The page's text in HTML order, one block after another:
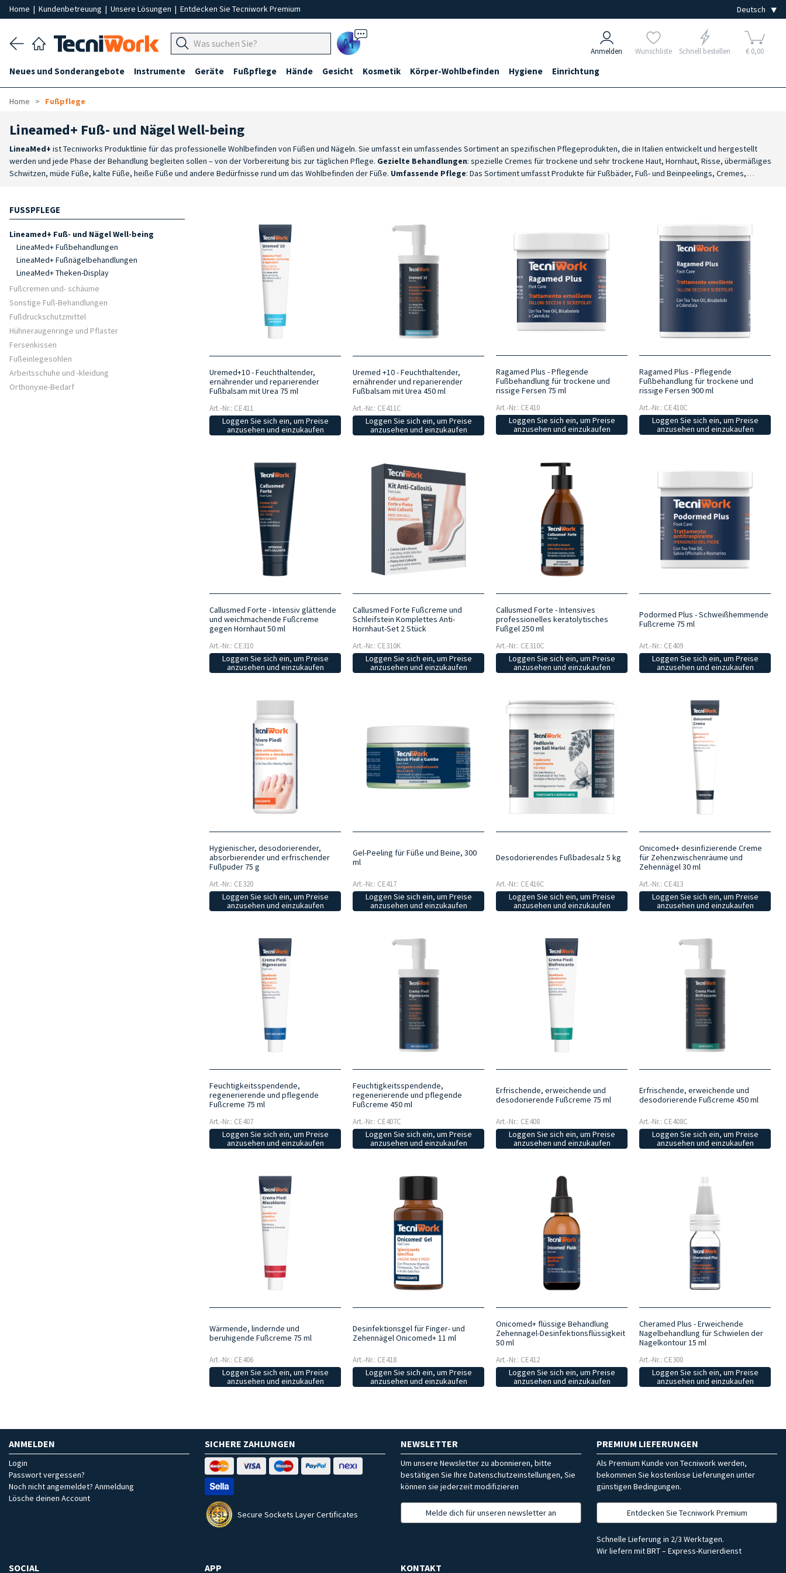
Home | Kundenbetreuung | Unsere Lösungen | Entdecken Sie Tecniwork Premium
Ai Anmelden Wunschliste Schnell bestellen € 0,00
Neues und Sonderangebote Instrumente Geräte Fußpflege Hände Gesicht Kosmetik Körper-Wohlbefinden Hygiene Einrichtung
Home Fußpflege
Lineamed+ Fuß- und Nägel Well-being
LineaMed+ ist Tecniworks Produktlinie für das professionelle Wohlbefinden von Füßen und Nägeln. Sie umfasst ein umfassendes Sortiment an spezifischen Pflegeprodukten, die in Italien entwickelt und hergestellt
werden und jede Phase der Behandlung begleiten sollen – von der Vorbereitung bis zur täglichen Pflege. Gezielte Behandlungen: spezielle Cremes für trockene und sehr trockene Haut, Hornhaut, Risse, übermäßiges
Schwitzen, müde Füße, kalte Füße, heiße Füße und andere Bedürfnisse rund um das Wohlbefinden der Füße. Umfassende Pflege: Das Sortiment umfasst Produkte für Fußbäder, Fuß- und Beinpeelings, Cremes,
wurden, um eine gezielte Wirkung zu erzielen und zum Wohlbefinden von Füßen und Nägeln beizutragen.
Kontinuität bei der Anwendung in professionellen Behandlungen gewährleistet.
FUSSPFLEGE
Lineamed+ Fuß- und Nägel Well-being
LineaMed+ Fußbehandlungen
LineaMed+ Fußnägelbehandlungen
LineaMed+ Theken-Display
Fußcremen und- schäume
Sonstige Fuß-Behandlungen
Fußdruckschutzmittel
Hühneraugenringe und Pflaster
Fersenkissen
Fußeinlegesohlen
Arbeitsschuhe und -kleidung
Orthonyxie-Bedarf
Uremed+10 - Feuchthaltender,
ernährender und reparierender
Fußbalsam mit Urea 75 ml
Art.-Nr.: CE411
Loggen Sie sich ein, um Preise
anzusehen und einzukaufen
Uremed +10 - Feuchthaltender,
ernährender und reparierender
Fußbalsam mit Urea 450 ml
Art.-Nr.: CE411C
Loggen Sie sich ein, um Preise
anzusehen und einzukaufen
Ragamed Plus - Pflegende
Fußbehandlung für trockene und
rissige Fersen 75 ml
Art.-Nr.: CE410
Loggen Sie sich ein, um Preise
anzusehen und einzukaufen
Ragamed Plus - Pflegende
Fußbehandlung für trockene und
rissige Fersen 900 ml
Art.-Nr.: CE410C
Loggen Sie sich ein, um Preise
anzusehen und einzukaufen
Callusmed Forte - Intensiv glättende
und weichmachende Fußcreme
gegen Hornhaut 50 ml
Art.-Nr.: CE310
Loggen Sie sich ein, um Preise
anzusehen und einzukaufen
Callusmed Forte Fußcreme und
Schleifstein Komplettes Anti-
Hornhaut-Set 2 Stück
Art.-Nr.: CE310K
Loggen Sie sich ein, um Preise
anzusehen und einzukaufen
Callusmed Forte - Intensives
professionelles keratolytisches
Fußgel 250 ml
Art.-Nr.: CE310C
Loggen Sie sich ein, um Preise
anzusehen und einzukaufen
Podormed Plus - Schweißhemmende
Fußcreme 75 ml
Art.-Nr.: CE409
Loggen Sie sich ein, um Preise
anzusehen und einzukaufen
Hygienischer, desodorierender,
absorbierender und erfrischender
Fußpuder 75 g
Art.-Nr.: CE320
Loggen Sie sich ein, um Preise
anzusehen und einzukaufen
Gel-Peeling für Füße und Beine, 300
ml
Art.-Nr.: CE417
Loggen Sie sich ein, um Preise
anzusehen und einzukaufen
Desodorierendes Fußbadesalz 5 kg
Art.-Nr.: CE416C
Loggen Sie sich ein, um Preise
anzusehen und einzukaufen
Onicomed+ desinfizierende Creme
für Zehenzwischenräume und
Zehennägel 30 ml
Art.-Nr.: CE413
Loggen Sie sich ein, um Preise
anzusehen und einzukaufen
Feuchtigkeitsspendende,
regenerierende und pflegende
Fußcreme 75 ml
Art.-Nr.: CE407
Loggen Sie sich ein, um Preise
anzusehen und einzukaufen
Feuchtigkeitsspendende,
regenerierende und pflegende
Fußcreme 450 ml
Art.-Nr.: CE407C
Loggen Sie sich ein, um Preise
anzusehen und einzukaufen
Erfrischende, erweichende und
desodorierende Fußcreme 75 ml
Art.-Nr.: CE408
Loggen Sie sich ein, um Preise
anzusehen und einzukaufen
Erfrischende, erweichende und
desodorierende Fußcreme 450 ml
Art.-Nr.: CE408C
Loggen Sie sich ein, um Preise
anzusehen und einzukaufen
Wärmende, lindernde und
beruhigende Fußcreme 75 ml
Art.-Nr.: CE406
Loggen Sie sich ein, um Preise
anzusehen und einzukaufen
Desinfektionsgel für Finger- und
Zehennägel Onicomed+ 11 ml
Art.-Nr.: CE418
Loggen Sie sich ein, um Preise
anzusehen und einzukaufen
Onicomed+ flüssige Behandlung
Zehennagel-Desinfektionsflüssigkeit
50 ml
Art.-Nr.: CE412
Loggen Sie sich ein, um Preise
anzusehen und einzukaufen
Cheramed Plus - Erweichende
Nagelbehandlung für Schwielen der
Nagelkontour 15 ml
Art.-Nr.: CE300
Loggen Sie sich ein, um Preise
anzusehen und einzukaufen
ANMELDEN
Login
Passwort vergessen?
Noch nicht angemeldet? Anmeldung
Lösche deinen Account
SICHERE ZAHLUNGEN
Secure Sockets Layer Certificates
NEWSLETTER
Um unsere Newsletter zu abonnieren, bitte
bestätigen Sie Ihre Datenschutzeinstellungen, Sie
können sie jederzeit modifizieren
Melde dich für unseren newsletter an
PREMIUM LIEFERUNGEN
Als Premium Kunde von Tecniwork werden,
bekommen Sie kostenlose Lieferungen unter
günstigen Bedingungen.
Entdecken Sie Tecniwork Premium
Schnelle Lieferung in 2/3 Werktagen.
Wir liefern mit BRT – Express-Kurierdienst
SOCIAL APP KONTAKT